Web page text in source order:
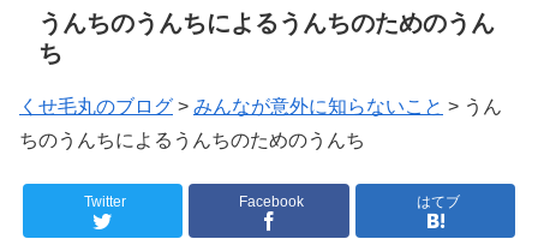
うんちのうんちによるうんちのためのうん
ち
くせ毛丸のブログ > みんなが意外に知らないこと > うん
ちのうんちによるうんちのためのうんち
Twitter Facebook はてブ